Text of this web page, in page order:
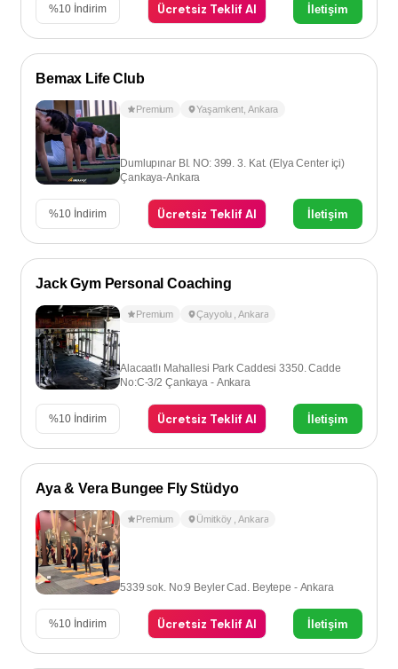
%10 İndirim Ücretsiz Teklif Al İletişim
Bemax Life Club
Premium Yaşamkent ,Ankara
Dumlupınar BI. NO: 399. 3. Kat. (Elya Center içi)
Çankaya-Ankara
%10 İndirim Ücretsiz Teklif Al İletişim
Jack Gym Personal Coaching
Premium Çayyolu ,Ankara
Alacaatlı Mahallesi Park Caddesi 3350. Cadde
No:C-3/2 Çankaya - Ankara
%10 İndirim Ücretsiz Teklif Al İletişim
Aya & Vera Bungee Fly Stüdyo
Premium Ümitköy ,Ankara
5339 sok. No:9 Beyler Cad. Beytepe - Ankara
%10 İndirim Ücretsiz Teklif Al İletişim